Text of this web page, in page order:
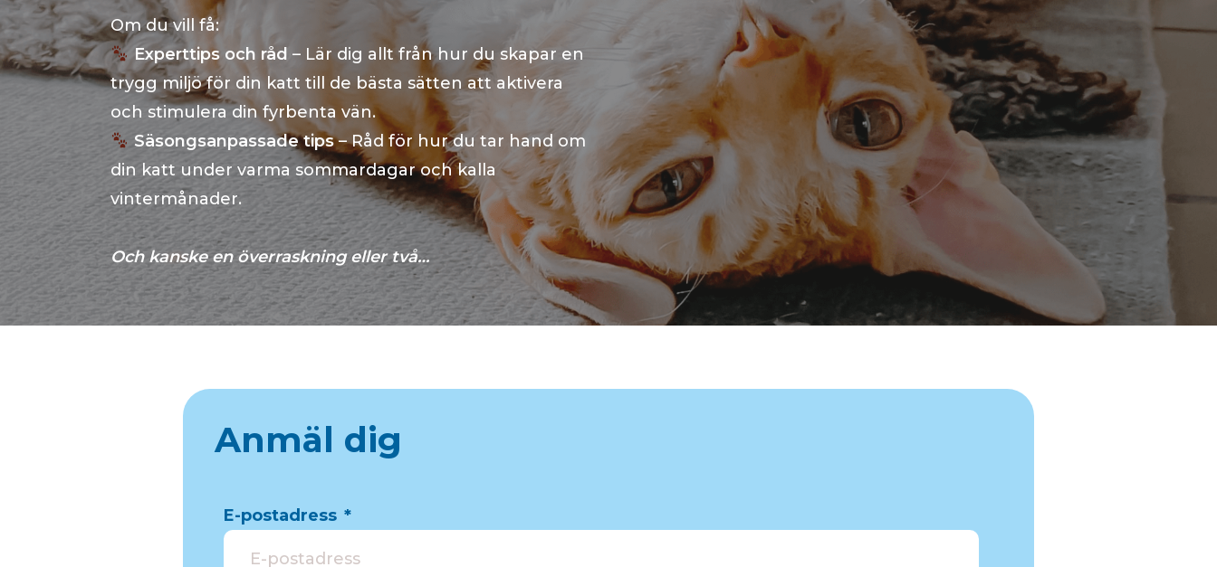
Om du vill få:
Experttips och råd – Lär dig allt från hur du skapar en
trygg miljö för din katt till de bästa sätten att aktivera
och stimulera din fyrbenta vän.
Säsongsanpassade tips– Råd för hur du tar hand om
din katt under varma sommardagar och kalla
vintermånader.
Och kanske en överraskning eller två…
Anmäl dig
E-postadress *